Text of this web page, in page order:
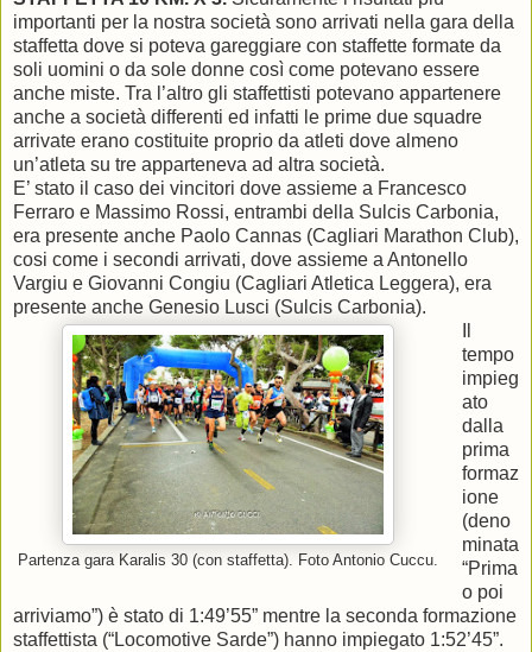
importanti per la nostra società sono arrivati nella gara della
staffetta dove si poteva gareggiare con staffette formate da
soli uomini o da sole donne così come potevano essere
anche miste. Tra l’altro gli staffettisti potevano appartenere
anche a società differenti ed infatti le prime due squadre
arrivate erano costituite proprio da atleti dove almeno
un’atleta su tre apparteneva ad altra società.
E’ stato il caso dei vincitori dove assieme a Francesco
Ferraro e Massimo Rossi, entrambi della Sulcis Carbonia,
era presente anche Paolo Cannas (Cagliari Marathon Club),
cosi come i secondi arrivati, dove assieme a Antonello
Vargiu e Giovanni Congiu (Cagliari Atletica Leggera), era
presente anche Genesio Lusci (Sulcis Carbonia).
Partenza gara Karalis 30 (con staffetta). Foto Antonio Cuccu.
tempo
impieg
ato
dalla
prima
formaz
ione
(deno
minata
“Prima
o poi
arriviamo”) è stato di 1:49’55” mentre la seconda formazione
staffettista (“Locomotive Sarde”) hanno impiegato 1:52’45”.